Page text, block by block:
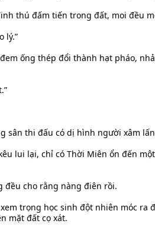
thú đấm tiến trong đất, moi đều
lý.”
ống thép đổi thành hạt pháo,
sân thi đấu có dị hình người xâm
lui lại, chỉ có Thời Miên ổn đến
đều cho rằng nàng điên rồi.
trọng học sinh đột nhiên móc ra
mặt đất cọ xát.